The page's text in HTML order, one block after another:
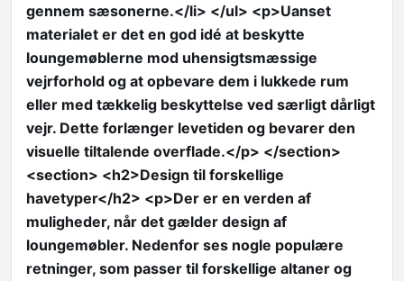
gennem sæsonerne.</li> </ul> <p>Uanset
materialet er det en god idé at beskytte
loungemøblerne mod uhensigtsmæssige
vejrforhold og at opbevare dem i lukkede rum
eller med tækkelig beskyttelse ved særligt dårligt
vejr. Dette forlænger levetiden og bevarer den
visuelle tiltalende overflade.</p> </section>
<section> <h2>Design til forskellige
havetyper</h2> <p>Der er en verden af
muligheder, når det gælder design af
loungemøbler. Nedenfor ses nogle populære
retninger, som passer til forskellige altaner og